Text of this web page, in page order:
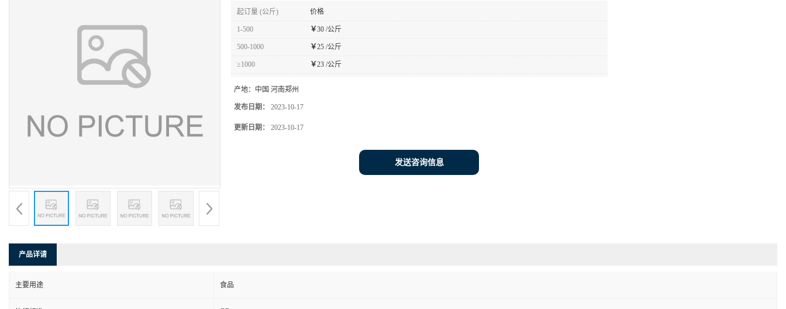
起订量 (公斤) 价格
1-500 ￥30 /公斤
500-1000 ￥25 /公斤
≥1000 ￥23 /公斤
产地： 中国 河南郑州
发布日期： 2023-10-17
更新日期： 2023-10-17
发送咨询信息
产品详请
主要用途 食品